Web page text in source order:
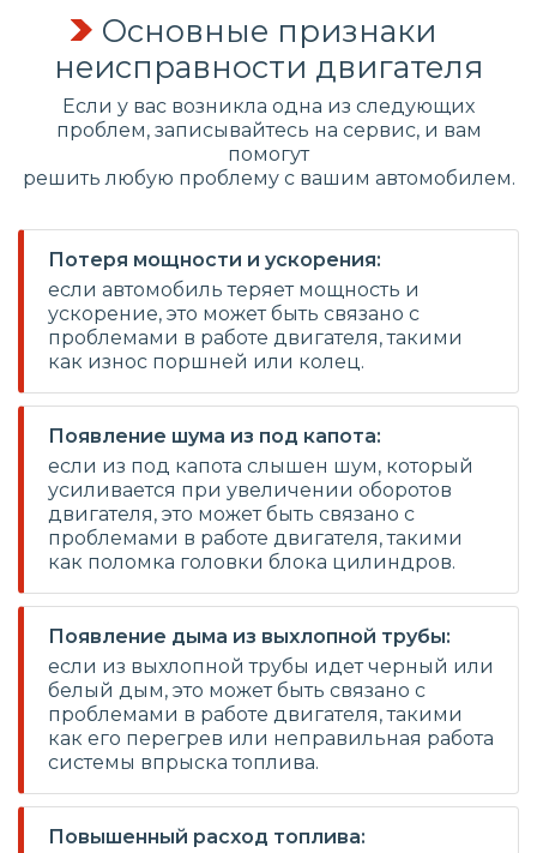
Основные признаки
неисправности двигателя
Если у вас возникла одна из следующих
проблем, записывайтесь на сервис, и вам
помогут
решить любую проблему с вашим автомобилем.
Потеря мощности и ускорения:
если автомобиль теряет мощность и
ускорение, это может быть связано с
проблемами в работе двигателя, такими
как износ поршней или колец.
Появление шума из под капота:
если из под капота слышен шум, который
усиливается при увеличении оборотов
двигателя, это может быть связано с
проблемами в работе двигателя, такими
как поломка головки блока цилиндров.
Появление дыма из выхлопной трубы:
если из выхлопной трубы идет черный или
белый дым, это может быть связано с
проблемами в работе двигателя, такими
как его перегрев или неправильная работа
системы впрыска топлива.
Повышенный расход топлива: